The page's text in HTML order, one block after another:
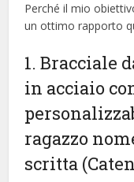
Perché il mio
un ottimo rapporto
1. Bracciale
in acciaio
ragazzo
scritta